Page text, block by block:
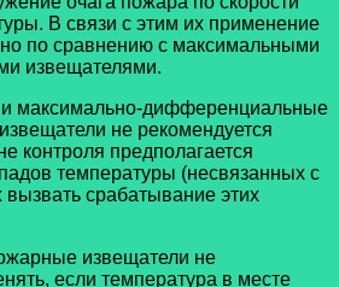
В связи с этим их применение
по сравнению с максимальными
извещателями.
максимально-дифференциальные
не рекомендуется
контроля предполагается
температуры (несвязанных с
срабатывание этих
извещатели не
если температура в месте